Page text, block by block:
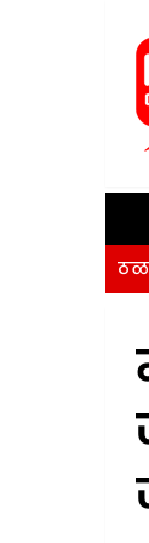
कळवण आणि